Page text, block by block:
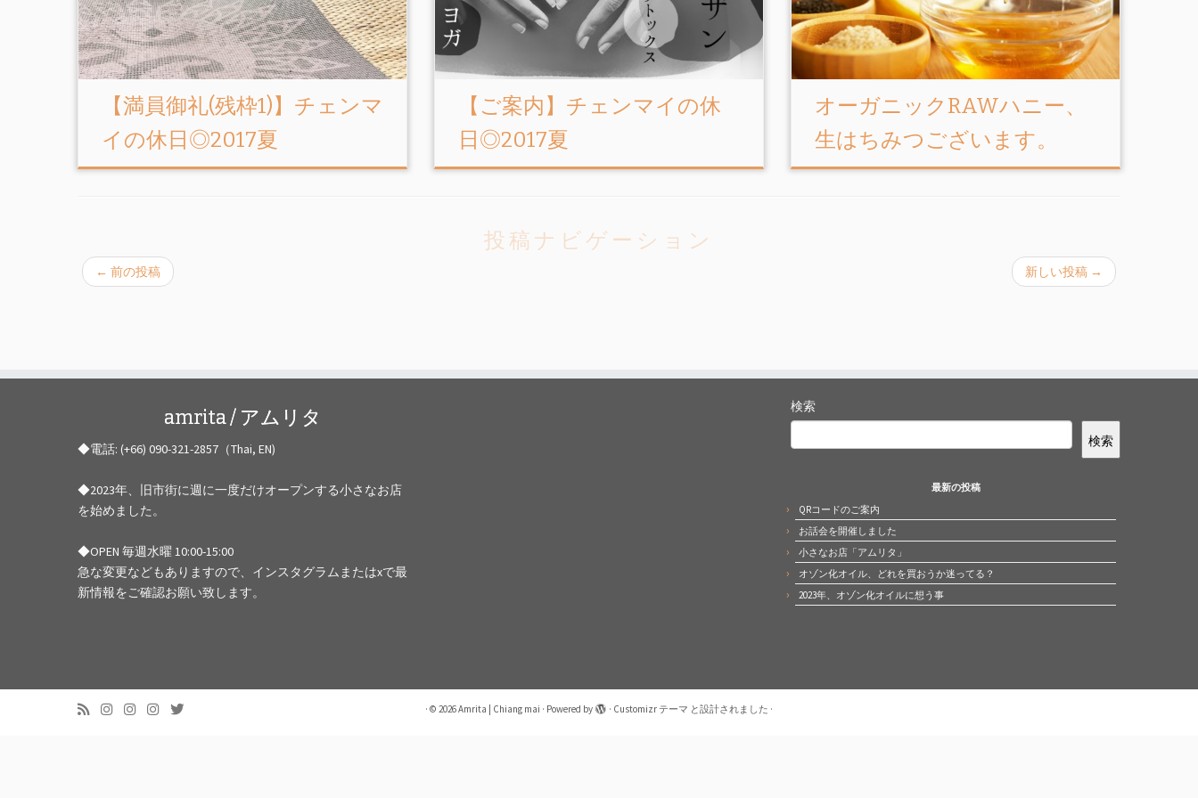
【満員御礼(残枠1)】チェンマ
イの休日◎2017夏
【ご案内】チェンマイの休
日◎2017夏
オーガニックRAWハニー、
生はちみつございます。
投稿ナビゲーション
← 前の投稿 新しい投稿 →
amrita / アムリタ
◆電話: (+66) 090-321-2857（Thai, EN)
◆2023年、旧市街に週に一度だけオープンする小さなお店
を始めました。
◆OPEN 毎週水曜 10:00-15:00
急な変更などもありますので、インスタグラムまたはxで最
新情報をご確認お願い致します。
検索
検索
最新の投稿
QRコードのご案内
お話会を開催しました
小さなお店「アムリタ」
オゾン化オイル、どれを買おうか迷ってる？
2023年、オゾン化オイルに想う事
· © 2026Amrita | Chiang mai · Powered by · Customizr テーマ と設計されました ·